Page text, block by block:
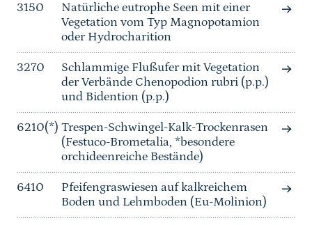
3150
Natürliche eutrophe Seen mit einer
Vegetation vom Typ Magnopotamion
oder Hydrocharition
3270
Schlammige Flußufer mit Vegetation
der Verbände Chenopodion rubri (p.p.)
und Bidention (p.p.)
6210(*) Trespen-Schwingel-Kalk-Trockenrasen
(Festuco-Brometalia, *besondere
orchideenreiche Bestände)
6410
Pfeifengraswiesen auf kalkreichem
Boden und Lehmboden (Eu-Molinion)